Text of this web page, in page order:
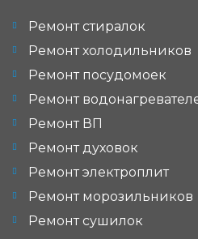
Ремонт стиралок
Ремонт холодильников
Ремонт посудомоек
Ремонт
Ремонт ВП
Ремонт духовок
Ремонт электроплит
Ремонт морозильников
Ремонт сушилок